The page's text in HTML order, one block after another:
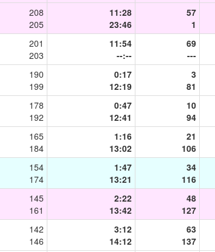
208
205
11:28
23:46
57
1
201
203
11:54
--:--
69
---
190
199
0:17
12:19
3
81
178
192
0:47
12:41
10
94
165
184
1:16
13:02
21
106
154
174
1:47
13:21
34
116
145
161
2:22
13:42
48
127
142
146
3:12
14:12
63
137